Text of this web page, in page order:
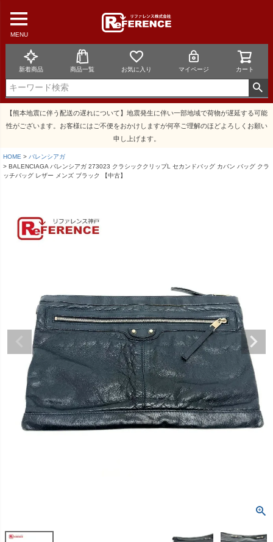
MENU
新着商品 商品一覧 お気に入り マイページ カート
【熊本地震に伴う配送の遅れについて】地震発生に伴い一部地域で荷物が遅延する可能
性がございます。お客様にはご不便をおかけしますが何卒ご理解のほどよろしくお願い
申し上げます。
HOME
バレンシアガ
BALENCIAGA バレンシアガ 273023 クラシッククリップL セカンドバッグ カバン バッグ クラ
ッチバッグ レザー メンズ ブラック 【中古】